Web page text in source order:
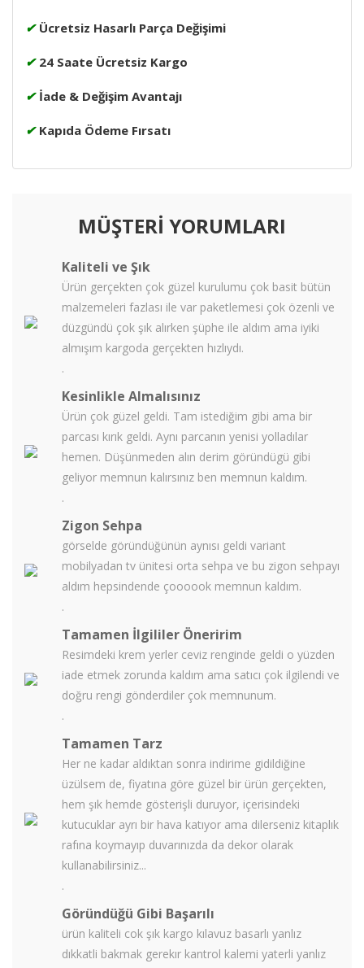
✔ Ücretsiz Hasarlı Parça Değişimi
✔ 24 Saate Ücretsiz Kargo
✔ İade & Değişim Avantajı
✔ Kapıda Ödeme Fırsatı
MÜŞTERİ YORUMLARI
Kaliteli ve Şık
Ürün gerçekten çok güzel kurulumu çok basit bütün
malzemeleri fazlası ile var paketlemesi çok özenli ve
düzgündü çok şık alırken şüphe ile aldım ama iyiki
almışım kargoda gerçekten hızlıydı.
.
Kesinlikle Almalısınız
Ürün çok güzel geldi. Tam istediğim gibi ama bir
parcası kırık geldi. Aynı parcanın yenisi yolladılar
hemen. Düşünmeden alın derim göründügü gibi
geliyor memnun kalırsınız ben memnun kaldım.
.
Zigon Sehpa
görselde göründüğünün aynısı geldi variant
mobilyadan tv ünitesi orta sehpa ve bu zigon sehpayı
aldım hepsindende çoooook memnun kaldım.
.
Tamamen İlgililer Öneririm
Resimdeki krem yerler ceviz renginde geldi o yüzden
iade etmek zorunda kaldım ama satıcı çok ilgilendi ve
doğru rengi gönderdiler çok memnunum.
.
Tamamen Tarz
Her ne kadar aldıktan sonra indirime gidildiğine
üzülsem de, fiyatına göre güzel bir ürün gerçekten,
hem şık hemde gösterişli duruyor, içerisindeki
kutucuklar ayrı bir hava katıyor ama dilerseniz kitaplık
rafına koymayıp duvarınızda da dekor olarak
kullanabilirsiniz...
.
Göründüğü Gibi Başarılı
ürün kaliteli cok şık kargo kılavuz basarlı yanlız
dıkkatli bakmak gerekır kantrol kalemi yaterli yanlız